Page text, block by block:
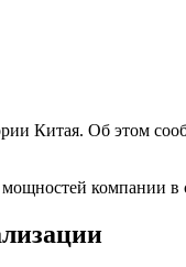
Китая. Об этом
компании в